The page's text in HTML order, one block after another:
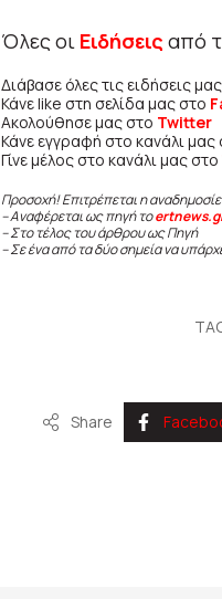
Όλες οι Ειδήσεις από
Διάβασε όλες τις ειδήσεις
Κάνε like στη σελίδα μας στο
Ακολούθησε μας στο Twitter
Κάνε εγγραφή στο κανάλι
Γίνε μέλος στο κανάλι μας στο
Προσοχή! Επιτρέπεται η
– Αναφέρεται ως πηγή το
– Στο τέλος του άρθρου ως Πηγή
– Σε ένα από τα δύο σημεία να
Share